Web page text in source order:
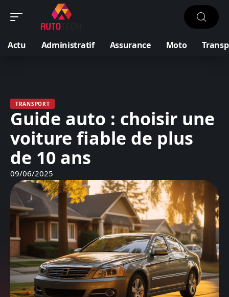
Actu Administratif Assurance Moto
TRANSPORT
Guide auto : choisir une
voiture fiable de plus
de 10 ans
09/06/2025